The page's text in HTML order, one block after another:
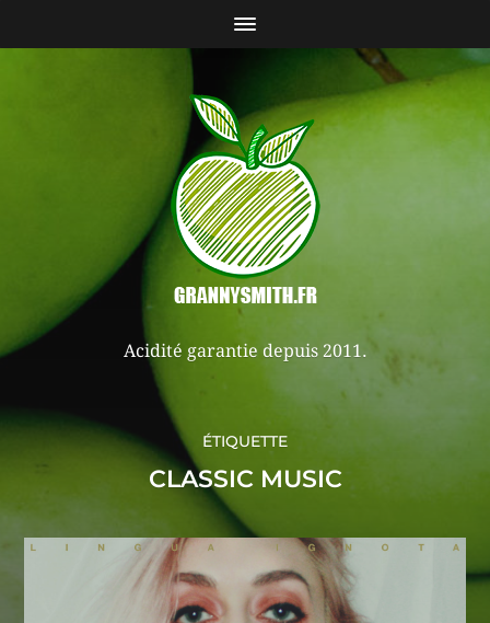
Acidité garantie depuis 2011.
ÉTIQUETTE
CLASSIC MUSIC